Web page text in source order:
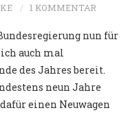
1 KOMMENTAR
nun für
auch mal
des Jahres bereit.
neun Jahre
einen Neuwagen